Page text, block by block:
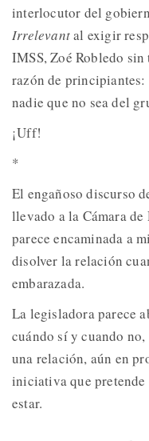
interlocutor del
Irrelevantal exigir
IMSS, Zoé Robledo
razón de principiantes:
nadie que no sea del
¡Uff!
*
El engañoso discurso
llevado a la Cámara
parece encaminada a
disolver la relación
embarazada.
La legisladora parece
cuándo sí y cuando
una relación, aún en
iniciativa que
estar.